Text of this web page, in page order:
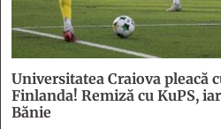
Universitatea Craiova pleacă
Finlanda! Remiză cu KuPS,
Bănie